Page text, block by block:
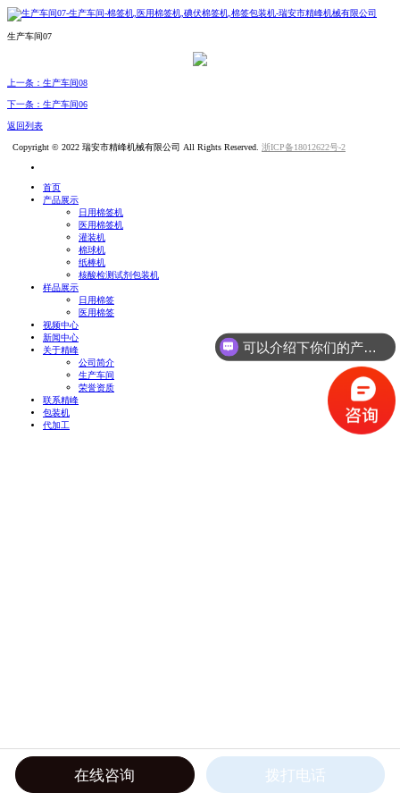
生产车间07
上一条：生产车间08
下一条：生产车间06
返回列表
Copyright © 2022 瑞安市精峰机械有限公司 All Rights Reserved. 浙ICP备18012622号-2
首页
产品展示
日用棉签机
医用棉签机
灌装机
棉球机
纸棒机
核酸检测试剂包装机
样品展示
日用棉签
医用棉签
视频中心
新闻中心
关于精峰
公司简介
生产车间
荣誉资质
联系精峰
包装机
代加工
可以介绍下你们的产品么？
在线咨询 拨打电话